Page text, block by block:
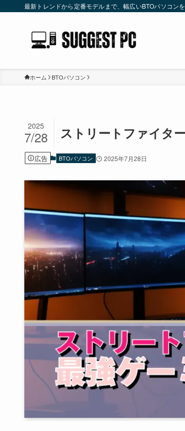
最新トレンドから定番モデルまで、幅広いBTOパソコン
ホーム BTOパソコン
ストリートファイタ
2025
7/28
広告 BTOパソコン 2025年7月28日